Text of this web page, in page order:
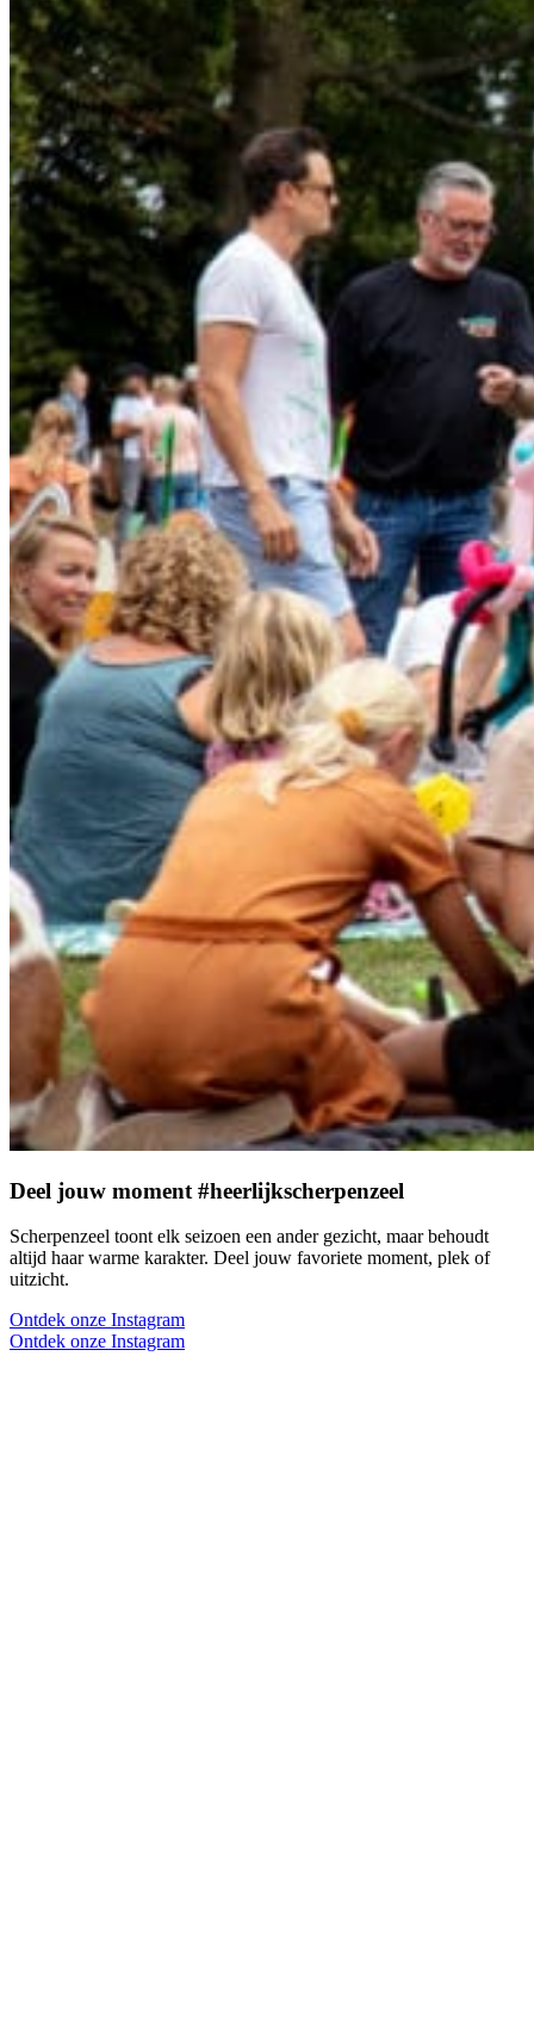
Deel jouw moment #heerlijkscherpenzeel
Scherpenzeel toont elk seizoen een ander gezicht, maar behoudt
altijd haar warme karakter. Deel jouw favoriete moment, plek of
uitzicht.
Ontdek onze Instagram
Ontdek onze Instagram